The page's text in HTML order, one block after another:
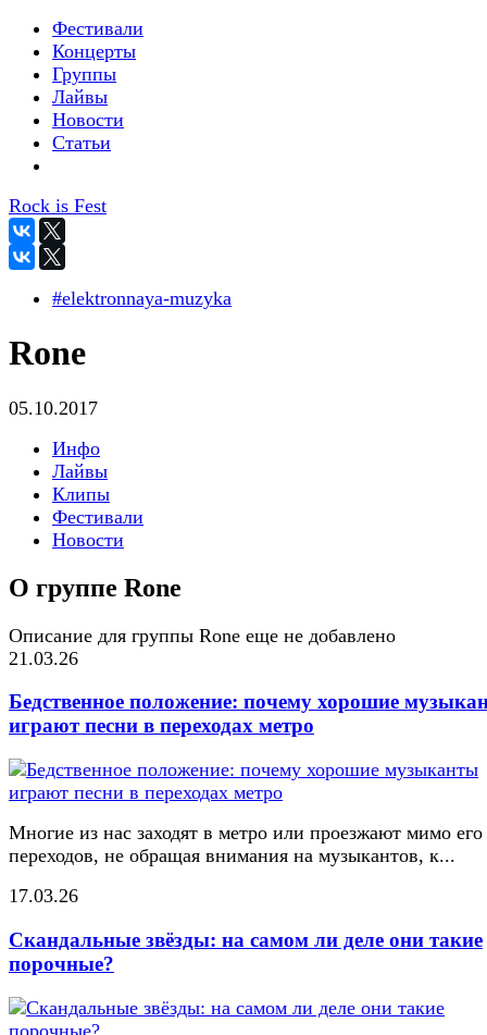
Фестивали
Концерты
Группы
Лайвы
Новости
Статьи
Rock is Fest
#elektronnaya-muzyka
Rone
05.10.2017
Инфо
Лайвы
Клипы
Фестивали
Новости
О группе Rone
Описание для группы Rone еще не добавлено
21.03.26
Бедственное положение: почему хорошие
играют песни в переходах метро
Многие из нас заходят в метро или проезжают мимо его
переходов, не обращая внимания на музыкантов, к...
17.03.26
Скандальные звёзды: на самом ли деле они такие
порочные?